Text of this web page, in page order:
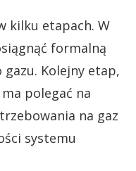
kilku etapach. W
formalną
gazu. Kolejny etap,
polegać na
na gaz
systemu